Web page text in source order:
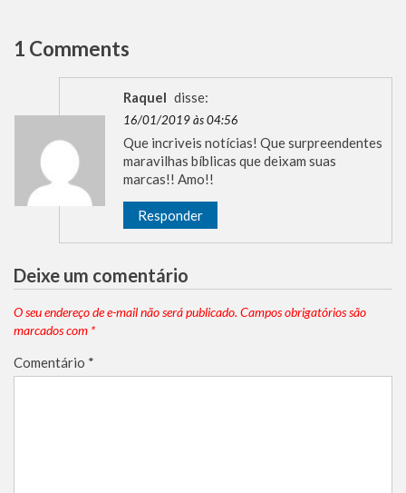
1 Comments
Raquel disse:
16/01/2019 às 04:56
Que incriveis notícias! Que surpreendentes
maravilhas bíblicas que deixam suas
marcas!! Amo!!
Responder
Deixe um comentário
O seu endereço de e-mail não será publicado. Campos obrigatórios são
marcados com *
Comentário *